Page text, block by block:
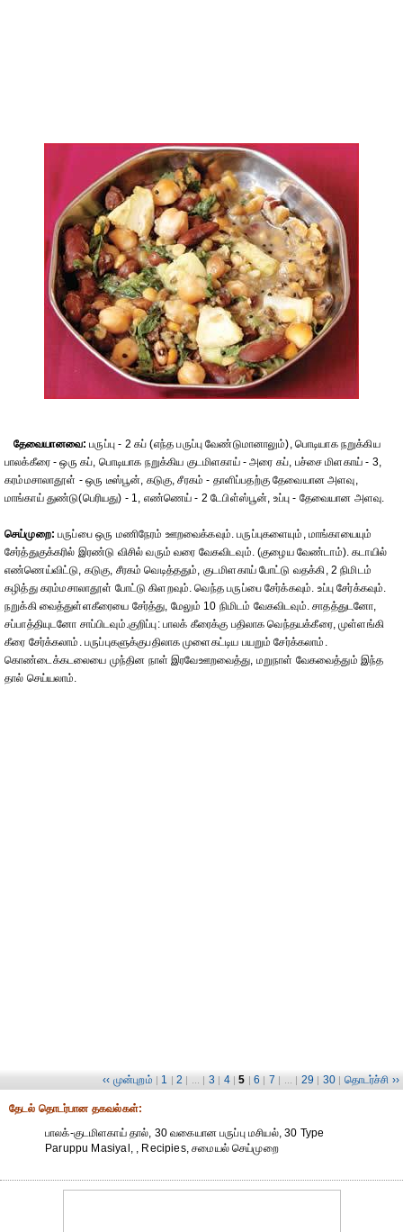
தேவையானவை: பருப்பு - 2 கப் (எந்த பருப்பு வேண்டுமானாலும்), பொடியாக நறுக்கிய
பாலக்கீரை - ஒரு கப், பொடியாக நறுக்கிய குடமிளகாய் - அரை கப், பச்சை மிளகாய் - 3,
கரம்மசாலாதூள் - ஒரு டீஸ்பூன், கடுகு, சீரகம் - தாளிப்பதற்கு தேவையான அளவு,
மாங்காய் துண்டு(பெரியது) - 1, எண்ணெய் - 2 டேபிள்ஸ்பூன், உப்பு - தேவையான அளவு.
செய்முறை: பருப்பை ஒரு மணிநேரம் ஊறவைக்கவும். பருப்புகளையும், மாங்காயையும்
சேர்த்துகுக்கரில் இரண்டு விசில் வரும் வரை வேகவிடவும். (குழைய வேண்டாம்). கடாயில்
எண்ணெய்விட்டு, கடுகு, சீரகம் வெடித்ததும், குடமிளகாய் போட்டு வதக்கி, 2 நிமிடம்
கழித்து கரம்மசாலாதூள் போட்டு கிளறவும். வெந்த பருப்பை சேர்க்கவும். உப்பு சேர்க்கவும்.
நறுக்கி வைத்துள்ளகீரையை சேர்த்து, மேலும் 10 நிமிடம் வேகவிடவும். சாதத்துடனோ,
சப்பாத்தியுடனோ சாப்பிடவும்.குறிப்பு: பாலக் கீரைக்கு பதிலாக வெந்தயக்கீரை, முள்ளங்கி
கீரை சேர்க்கலாம். பருப்புகளுக்குபதிலாக முளைகட்டிய பயறும் சேர்க்கலாம்.
கொண்டைக்கடலையை முந்தின நாள் இரவேஊறவைத்து, மறுநாள் வேகவைத்தும் இந்த
தால் செய்யலாம்.
‹‹ முன்புறம் | 1 | 2 | ... | 3 | 4 | 5 | 6 | 7 | ... | 29 | 30 | தொடர்ச்சி ››
தேட‌ல் தொட‌ர்பான தகவ‌ல்க‌ள்:
பாலக்-குடமிளகாய் தால், 30 வகையான பருப்பு மசியல், 30 Type
Paruppu Masiyal, , Recipies, சமையல் செய்முறை